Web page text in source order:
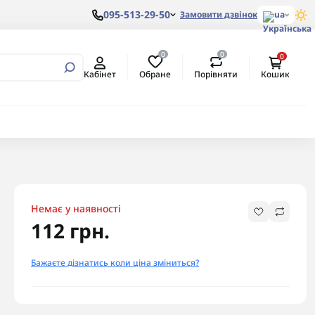
095-513-29-50 Замовити дзвінок ua
Кабінет
0
Обране
0
Порівняти
0
Кошик
Немає у наявності
112 грн.
Бажаєте дізнатись коли ціна зміниться?